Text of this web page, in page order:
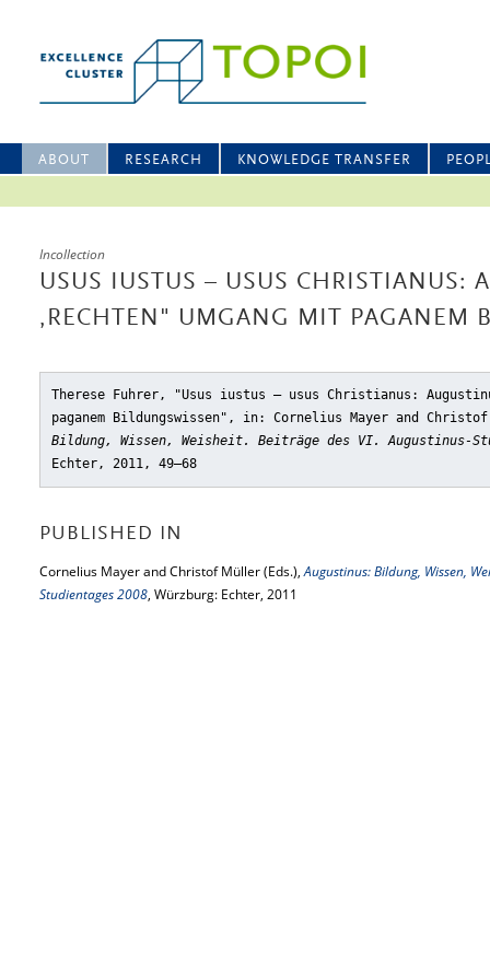
ABOUT RESEARCH KNOWLEDGE TRANSFER
Incollection
USUS IUSTUS – USUS CHRISTIANUS:
,RECHTEN" UMGANG MIT PAGANEM
Therese Fuhrer, "Usus iustus – usus Christianus:
paganem Bildungswissen" , in: Cornelius Mayer and
Bildung, Wissen, Weisheit. Beiträge des VI. Augustinus-
Echter, 2011, 49–68
PUBLISHED IN
Cornelius Mayer and Christof Müller (Eds.),Augustinus: Bildung, Wissen,
Studientages 2008, Würzburg: Echter, 2011